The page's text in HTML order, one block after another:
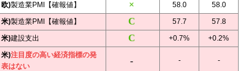
欧)製造業PMI【確報値】 58.0
58.0
米)製造業PMI【確報値】 57.7
57.8
米)建設支出 +0.7% +0.2%
米)注目度の高い経済指標の発
表はない
- -